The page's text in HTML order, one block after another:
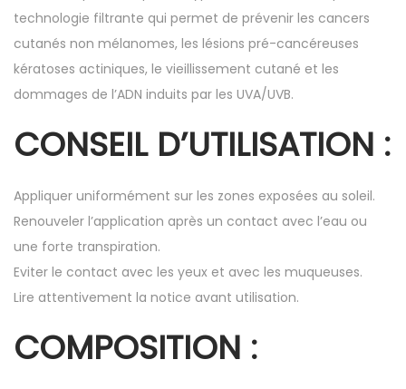
technologie filtrante qui permet de prévenir les cancers
cutanés non mélanomes, les lésions pré-cancéreuses
kératoses actiniques, le vieillissement cutané et les
dommages de l’ADN induits par les UVA/UVB.
CONSEIL D’UTILISATION :
Appliquer uniformément sur les zones exposées au soleil.
Renouveler l’application après un contact avec l’eau ou
une forte transpiration.
Eviter le contact avec les yeux et avec les muqueuses.
Lire attentivement la notice avant utilisation.
COMPOSITION :